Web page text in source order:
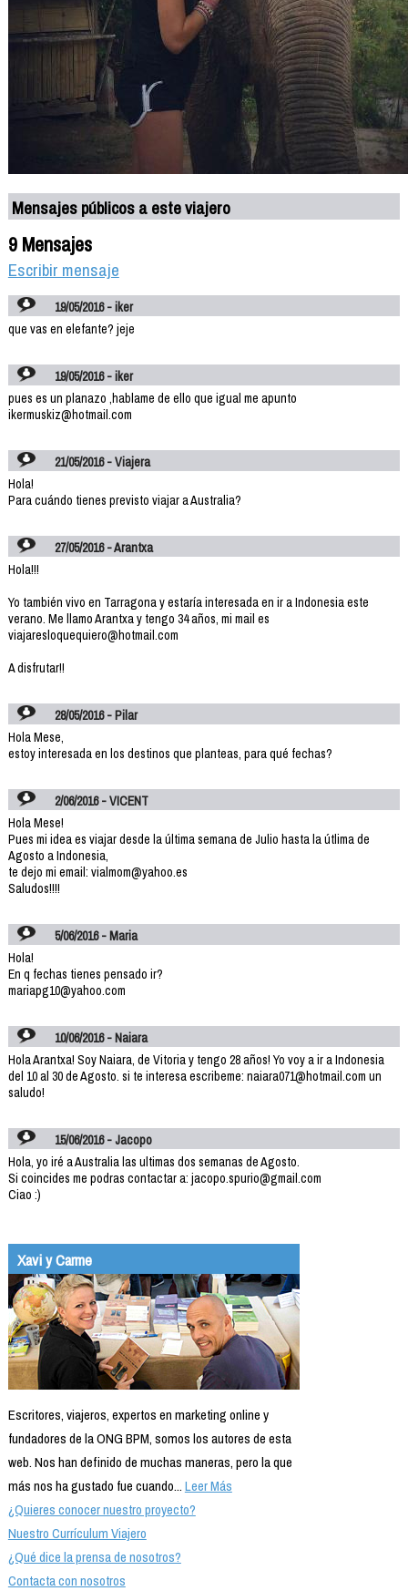
Mensajes públicos a este viajero
9 Mensajes
Escribir mensaje
19/05/2016 - iker
que vas en elefante? jeje
19/05/2016 - iker
pues es un planazo ,hablame de ello que igual me apunto
ikermuskiz@hotmail.com
21/05/2016 - Viajera
Hola!
Para cuándo tienes previsto viajar a Australia?
27/05/2016 - Arantxa
Hola!!!
Yo también vivo en Tarragona y estaría interesada en ir a Indonesia este
verano. Me llamo Arantxa y tengo 34 años, mi mail es
viajaresloquequiero@hotmail.com
A disfrutar!!
28/05/2016 - Pilar
Hola Mese,
estoy interesada en los destinos que planteas, para qué fechas?
2/06/2016 - VICENT
Hola Mese!
Pues mi idea es viajar desde la última semana de Julio hasta la útlima de
Agosto a Indonesia,
te dejo mi email: vialmom@yahoo.es
Saludos!!!!
5/06/2016 - Maria
Hola!
En q fechas tienes pensado ir?
mariapg10@yahoo.com
10/06/2016 - Naiara
Hola Arantxa! Soy Naiara, de Vitoria y tengo 28 años! Yo voy a ir a Indonesia
del 10 al 30 de Agosto. si te interesa escribeme: naiara071@hotmail.com un
saludo!
15/06/2016 - Jacopo
Hola, yo iré a Australia las ultimas dos semanas de Agosto.
Si coincides me podras contactar a: jacopo.spurio@gmail.com
Ciao :)
Xavi y Carme
Escritores, viajeros, expertos en marketing online y
fundadores de la ONG BPM, somos los autores de esta
web. Nos han definido de muchas maneras, pero la que
más nos ha gustado fue cuando...Leer Más
¿Quieres conocer nuestro proyecto?
Nuestro Currículum Viajero
¿Qué dice la prensa de nosotros?
Contacta con nosotros